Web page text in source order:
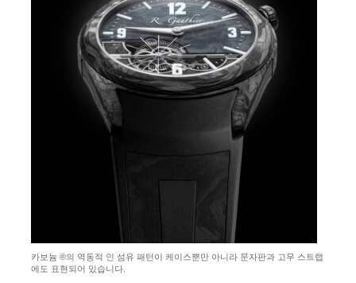
카보늄 ®의 역동적 인 섬유 패턴이 케이스뿐만 아니라 문자판과 고무 스트랩
에도 표현되어 있습니다.